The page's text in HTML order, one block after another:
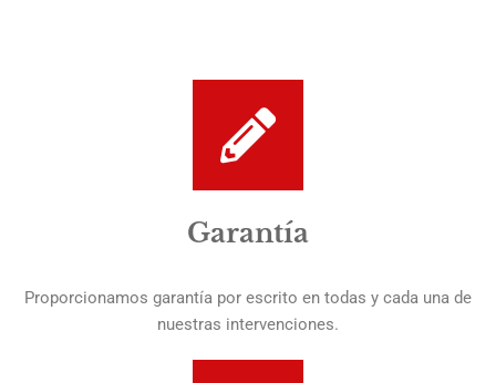
Garantía
Proporcionamos garantía por escrito en todas y cada una de
nuestras intervenciones.